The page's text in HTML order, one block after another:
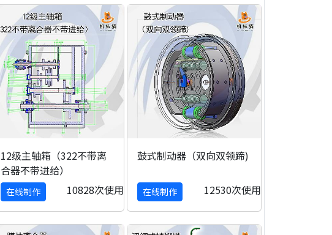
12级主轴箱（322不带离
合器不带进给）
在线制作 10828次使用
鼓式制动器（双向双领蹄)
在线制作 12530次使用